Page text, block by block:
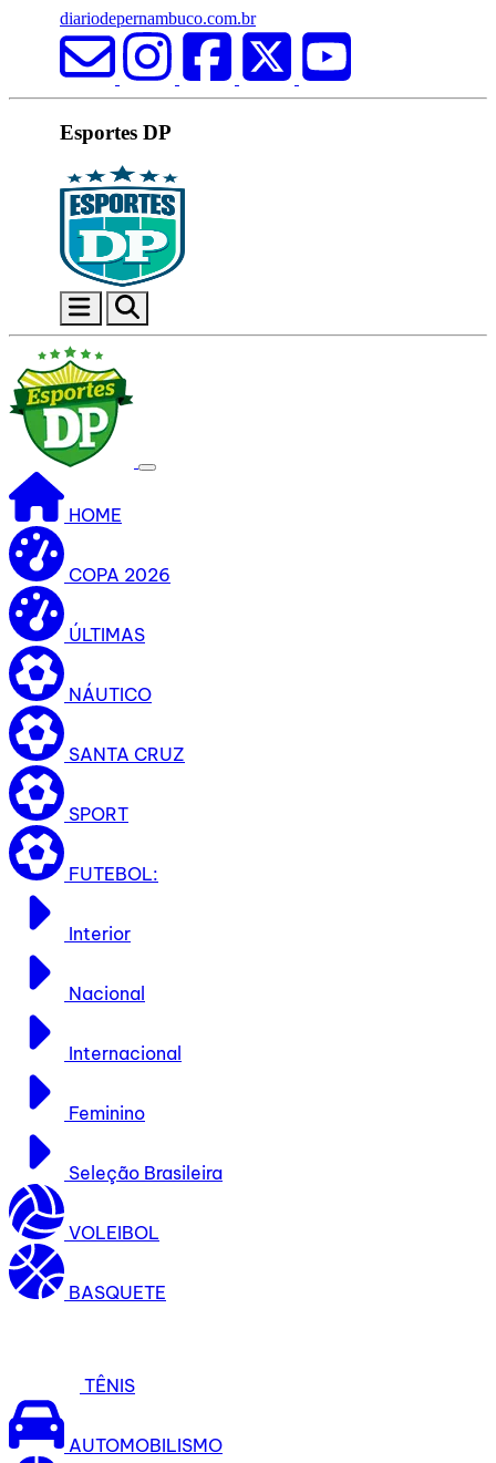
diariodepernambuco.com.br
Esportes DP
HOME
COPA 2026
ÚLTIMAS
NÁUTICO
SANTA CRUZ
SPORT
FUTEBOL:
Interior
Nacional
Internacional
Feminino
Seleção Brasileira
VOLEIBOL
BASQUETE
TÊNIS
AUTOMOBILISMO